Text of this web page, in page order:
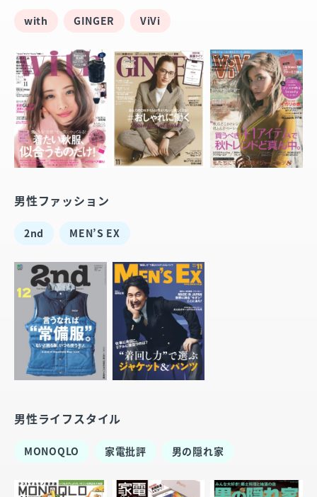
with GINGER ViVi
男性ファッション
2nd MEN’S EX
男性ライフスタイル
MONOQLO 家電批評 男の隠れ家